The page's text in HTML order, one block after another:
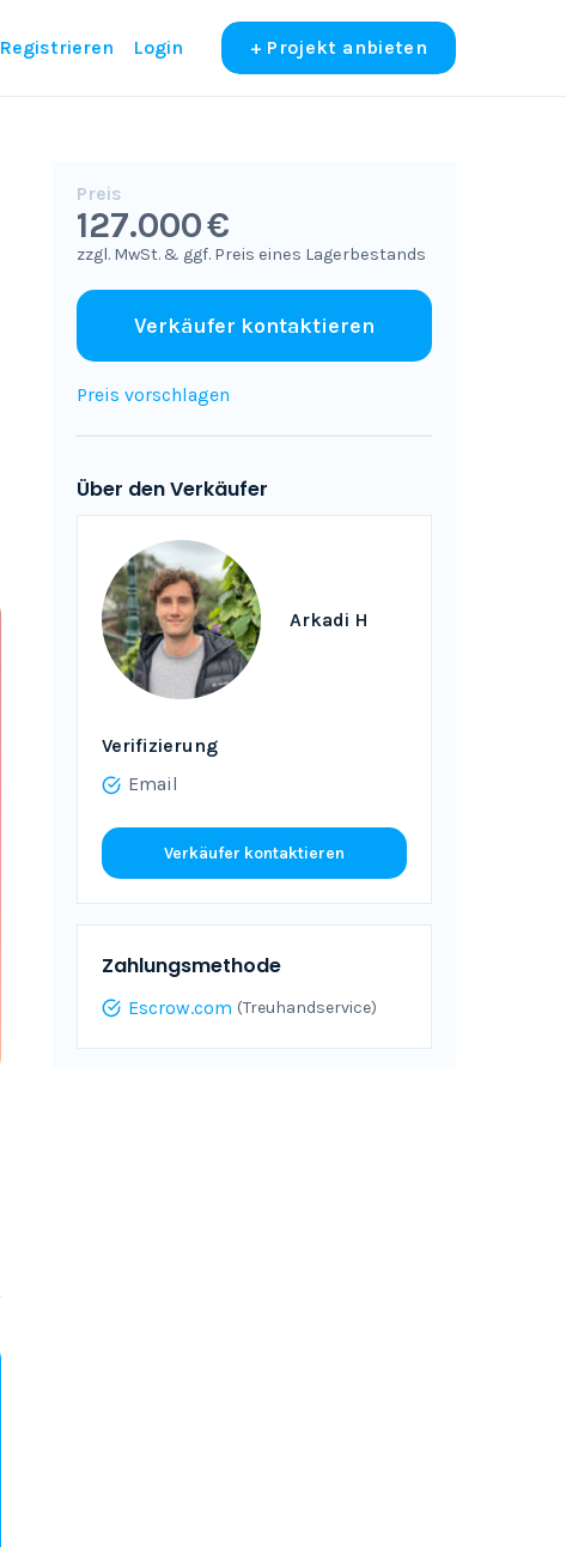
Registrieren Login + Projekt anbieten
Preis
127.000 €
zzgl. MwSt. & ggf. Preis eines Lagerbestands
Verkäufer kontaktieren
Preis vorschlagen
Über den Verkäufer
Arkadi H
Verifizierung
Email
Verkäufer kontaktieren
Zahlungsmethode
Escrow.com (Treuhandservice)